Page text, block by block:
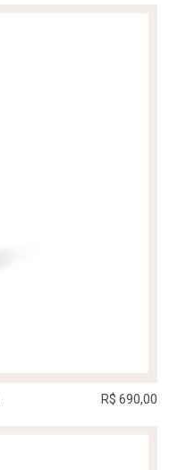
R$ 690,00